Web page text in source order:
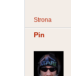
Strona
Pin